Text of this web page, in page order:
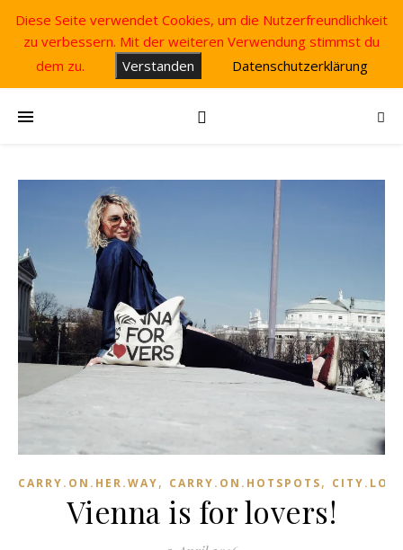
CARRY.ON.HER.WAY, CARRY.ON.HOTSPOTS,
Vienna is for lovers!
Diese Seite verwendet Cookies, um die Nutzerfreundlichkeit
zu verbessern. Mit der weiteren Verwendung stimmst du
dem zu.
Verstanden Datenschutzerklärung